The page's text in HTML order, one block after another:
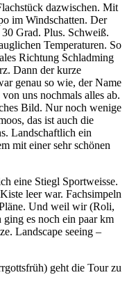
dazwischen. Mit
im Windschatten. Der
Grad. Plus. Schweiß.
Temperaturen. So
Richtung Schladming
Dann der kurze
genau so wie, der Name
uns nochmals alles ab.
Bild. Nur noch wenige
das ist auch die
Landschaftlich ein
mit einer sehr schönen
eine Stiegl Sportweisse.
leer war. Fachsimpeln
Und weil wir (Roli,
es noch ein paar km
Landscape seeing –
geht die Tour zu